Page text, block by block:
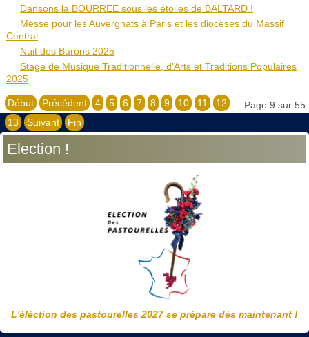
Dansons la BOURREE sous les étoiles de BALTARD !
Messe pour les Auvergnats à Paris et les diocèses du Massif
Central
Nuit des Burons 2025
Stage de Musique Traditionnelle, d'Arts et Traditions Populaires
2025
Page 9 sur 55
Début Précédent 4 5 6 7 8 9 10 11
12
13
Suivant Fin
Election !
L'éléction des pastourelles 2027 se prépare dès maintenant !